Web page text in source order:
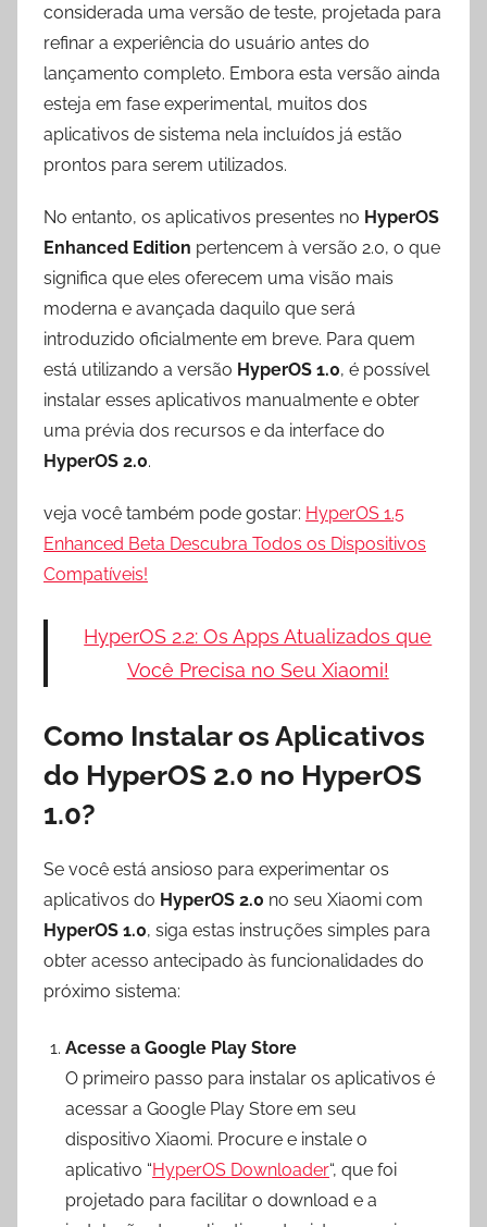
considerada uma versão de teste, projetada para
refinar a experiência do usuário antes do
lançamento completo. Embora esta versão ainda
esteja em fase experimental, muitos dos
aplicativos de sistema nela incluídos já estão
prontos para serem utilizados.
No entanto, os aplicativos presentes no HyperOS
Enhanced Edition pertencem à versão 2.0, o que
significa que eles oferecem uma visão mais
moderna e avançada daquilo que será
introduzido oficialmente em breve. Para quem
está utilizando a versão HyperOS 1.0, é possível
instalar esses aplicativos manualmente e obter
uma prévia dos recursos e da interface do
HyperOS 2.0.
veja você também pode gostar: HyperOS 1.5
Enhanced Beta Descubra Todos os Dispositivos
Compatíveis!
HyperOS 2.2: Os Apps Atualizados que
Você Precisa no Seu Xiaomi!
Como Instalar os Aplicativos
do HyperOS 2.0 no HyperOS
1.0?
Se você está ansioso para experimentar os
aplicativos do HyperOS 2.0 no seu Xiaomi com
HyperOS 1.0, siga estas instruções simples para
obter acesso antecipado às funcionalidades do
próximo sistema:
Acesse a Google Play Store
O primeiro passo para instalar os aplicativos é
acessar a Google Play Store em seu
dispositivo Xiaomi. Procure e instale o
aplicativo “HyperOS Downloader“, que foi
projetado para facilitar o download e a